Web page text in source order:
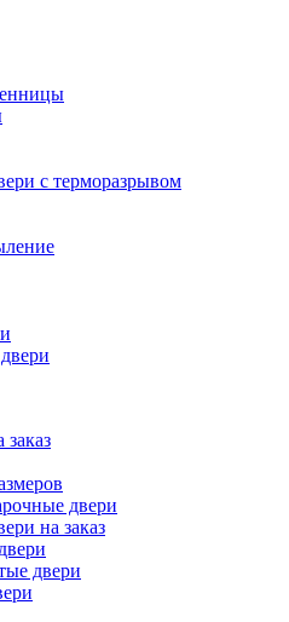
с терморазрывом
двери
на заказ
двери